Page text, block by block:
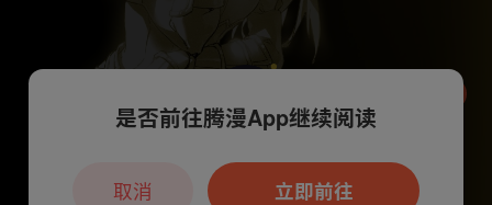
本章节仅支持App阅读，可打开App新用
户7天免费看
是否前往腾漫App继续阅读
立即前往
取消